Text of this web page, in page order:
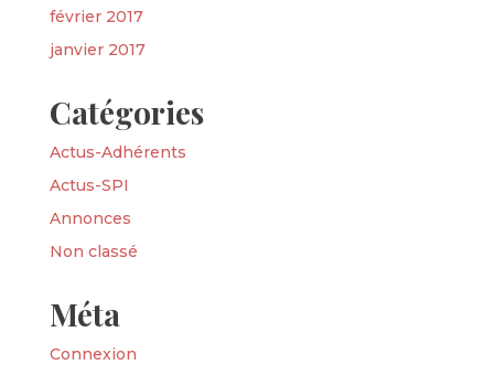
février 2017
janvier 2017
Catégories
Actus-Adhérents
Actus-SPI
Annonces
Non classé
Méta
Connexion